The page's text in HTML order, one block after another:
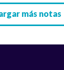
más notas